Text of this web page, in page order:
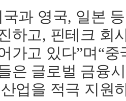
국과 영국, 일본 등
하고, 핀테크 회
가고 있다”며“중
은 글로벌 금융
산업을 적극 지원